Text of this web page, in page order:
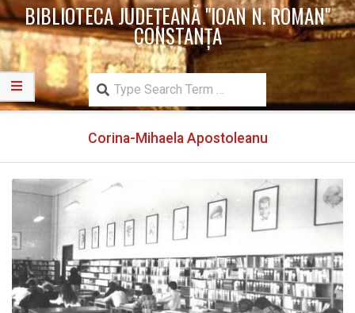
BIBLIOTECA JUDEȚEANĂ "IOAN N. ROMAN"
CONSTANȚA
Search
Corina-Mihaela Apostoleanu